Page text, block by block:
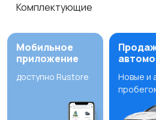
Комплектующие
Мобильное
приложение
доступно Rustore
Новые и